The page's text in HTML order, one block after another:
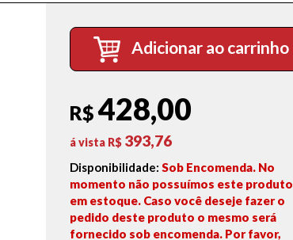
Adicionar ao carrinho
R$428,00
á vista R$ 393,76
Disponibilidade:Sob Encomenda. No
momento não possuímos este produto
em estoque. Caso você deseje fazer o
pedido deste produto o mesmo será
fornecido sob encomenda. Por favor,